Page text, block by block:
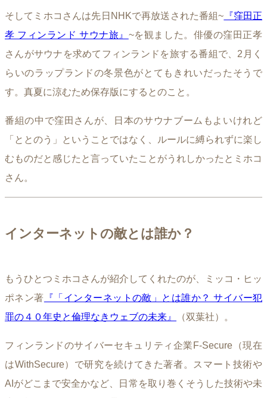
そしてミホコさんは先日NHKで再放送された番組~ 『窪田正
孝 フィンランド サウナ旅』 ~を観ました。俳優の窪田正孝
さんがサウナを求めてフィンランドを旅する番組で、2月く
らいのラップランドの冬景色がとてもきれいだったそうで
す。真夏に涼むため保存版にするとのこと。
番組の中で窪田さんが、日本のサウナブームもよいけれど
「ととのう」ということではなく、ルールに縛られずに楽し
むものだと感じたと言っていたことがうれしかったとミホコ
さん。
インターネットの敵とは誰か？
もうひとつミホコさんが紹介してくれたのが、ミッコ・ヒッ
ポネン著 『「インターネットの敵」とは誰か？ サイバー犯
罪の４０年史と倫理なきウェブの未来』
（双葉社）。
フィンランドのサイバーセキュリティ企業F-Secure（現在
はWithSecure）で研究を続けてきた著者。スマート技術や
AIがどこまで安全かなど、日常を取り巻くそうした技術や未